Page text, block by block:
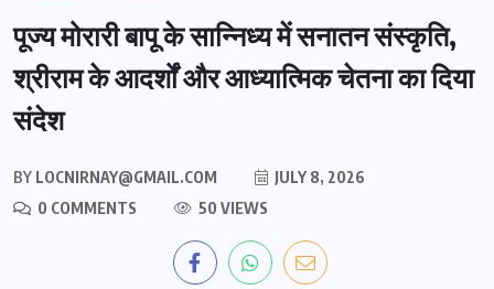
पूज्य मोरारी बापू के सान्निध्य में सनातन संस्कृति,
श्रीराम के आदर्शों और आध्यात्मिक चेतना का दिया
संदेश
BY LOCNIRNAY@GMAIL.COM
JULY 8, 2026
0 COMMENTS
50 VIEWS